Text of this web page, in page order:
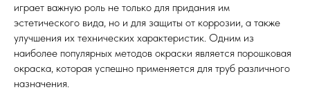
играет важную роль не только для придания им
эстетического вида, но и для защиты от коррозии, а также
улучшения их технических характеристик. Одним из
наиболее популярных методов окраски является порошковая
окраска, которая успешно применяется для труб различного
назначения.